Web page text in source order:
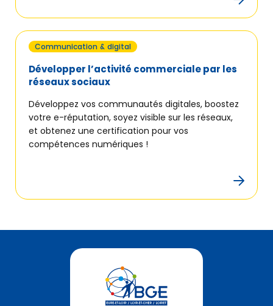
Communication & digital
Développer l’activité commerciale par les
réseaux sociaux
Développez vos communautés digitales, boostez
votre e-réputation, soyez visible sur les réseaux,
et obtenez une certification pour vos
compétences numériques !